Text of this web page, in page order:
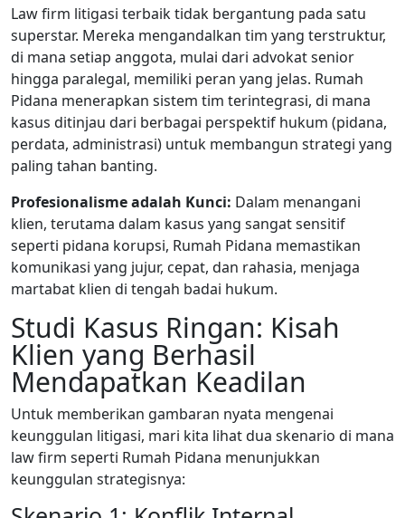
Law firm litigasi terbaik tidak bergantung pada satu
superstar. Mereka mengandalkan tim yang terstruktur,
di mana setiap anggota, mulai dari advokat senior
hingga paralegal, memiliki peran yang jelas. Rumah
Pidana menerapkan sistem tim terintegrasi, di mana
kasus ditinjau dari berbagai perspektif hukum (pidana,
perdata, administrasi) untuk membangun strategi yang
paling tahan banting.
Profesionalisme adalah Kunci: Dalam menangani
klien, terutama dalam kasus yang sangat sensitif
seperti pidana korupsi, Rumah Pidana memastikan
komunikasi yang jujur, cepat, dan rahasia, menjaga
martabat klien di tengah badai hukum.
Studi Kasus Ringan: Kisah
Klien yang Berhasil
Mendapatkan Keadilan
Untuk memberikan gambaran nyata mengenai
keunggulan litigasi, mari kita lihat dua skenario di mana
law firm seperti Rumah Pidana menunjukkan
keunggulan strategisnya: